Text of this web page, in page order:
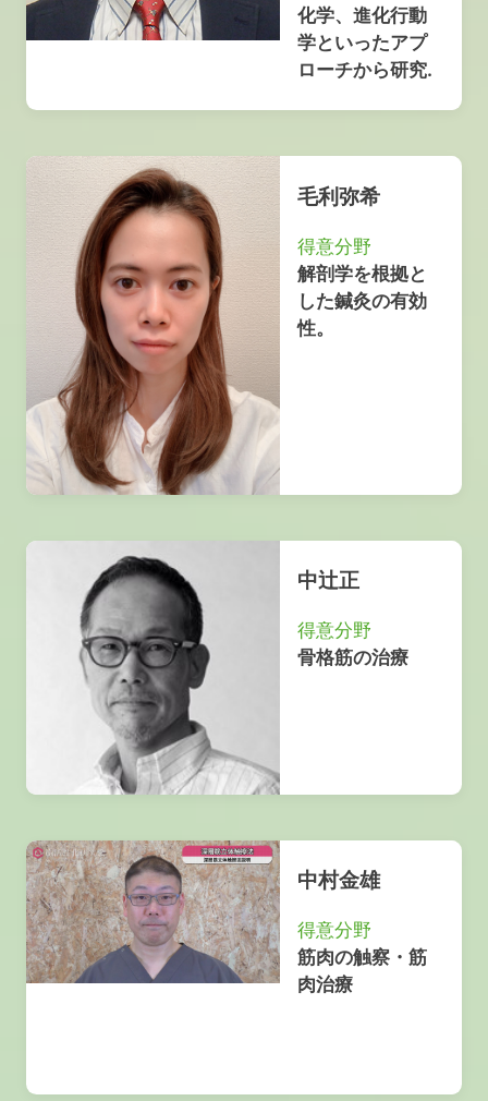
化学、進化行動
学といったアプ
ローチから研究.
毛利弥希
得意分野
解剖学を根拠と
した鍼灸の有効
性。
中辻正
得意分野
骨格筋の治療
中村金雄
得意分野
筋肉の触察・筋
肉治療